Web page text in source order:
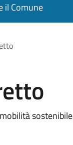
il Comune
sostenibile